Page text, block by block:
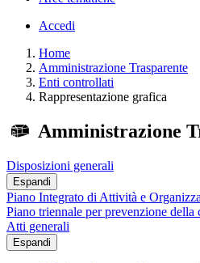
Accedi
Home
Amministrazione Trasparente
Enti controllati
Rappresentazione grafica
Amministrazione
Disposizioni generali
Espandi
Piano Integrato di Attività e
Piano triennale per prevenzione della
Atti generali
Espandi